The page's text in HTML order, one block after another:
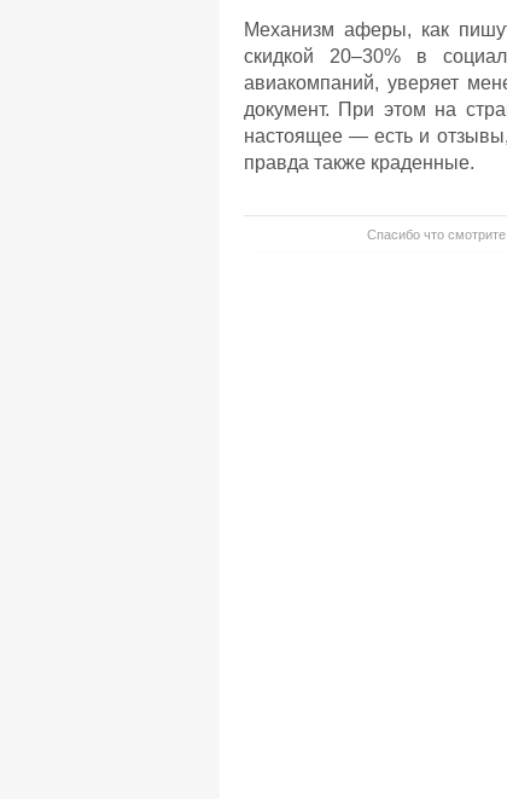
Механизм аферы, как
скидкой 20–30% в
авиакомпаний, уверяет
документ. При этом на
настоящее — есть и
правда также краденные.
Спасибо что